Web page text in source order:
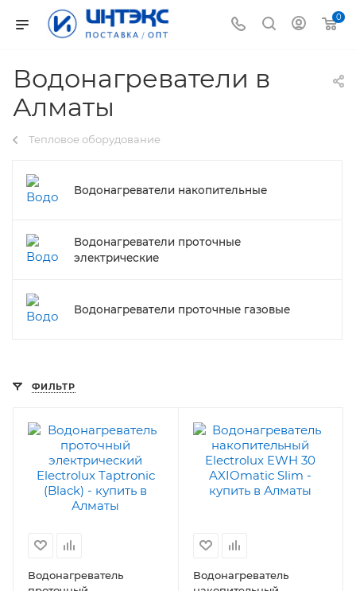
0
Водонагреватели в
Алматы
Тепловое оборудование
Водонагреватели накопительные
Водонагреватели проточные
электрические
Водонагреватели проточные газовые
ФИЛЬТР
Водонагреватель
Водонагреватель